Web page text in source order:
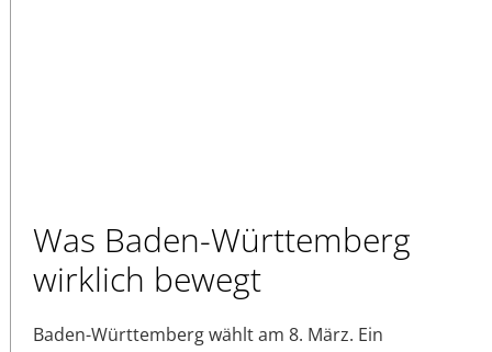
Was Baden-Württemberg
wirklich bewegt
Baden-Württemberg wählt am 8. März. Ein